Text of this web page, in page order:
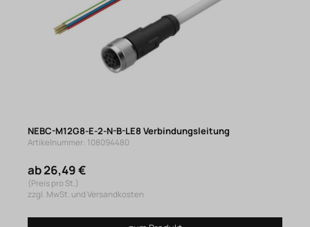
NEBC-M12G8-E-2-N-B-LE8 Verbindungsleitung
Artikelnummer: 108094480
ab 26,49 €
(Preis pro St.)
zzgl. MwSt. und Versandkosten